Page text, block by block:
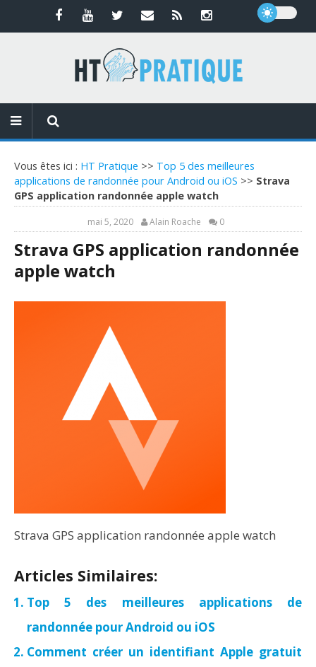
Vous êtes ici : HT Pratique >> Top 5 des meilleures
applications de randonnée pour Android ou iOS >> Strava
GPS application randonnée apple watch
mai 5, 2020 Alain Roache 0
Strava GPS application randonnée
apple watch
Strava GPS application randonnée apple watch
Articles Similaires:
Top 5 des meilleures applications de
randonnée pour Android ou iOS
Comment créer un identifiant Apple gratuit